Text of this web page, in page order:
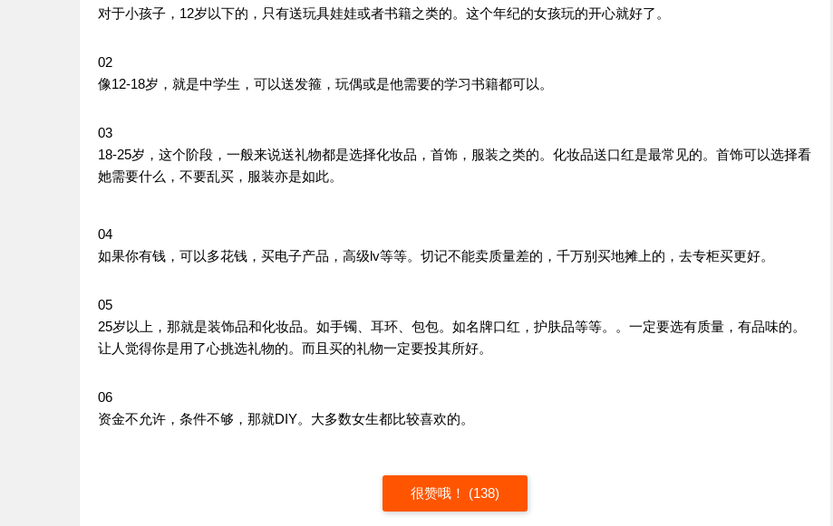
对于小孩子，12岁以下的，只有送玩具娃娃或者书籍之类的。这个年纪的女孩玩的开心就好了。
02
像12-18岁，就是中学生，可以送发箍，玩偶或是他需要的学习书籍都可以。
03
18-25岁，这个阶段，一般来说送礼物都是选择化妆品，首饰，服装之类的。化妆品送口红是最常见的。首饰可以选择看
她需要什么，不要乱买，服装亦是如此。
04
如果你有钱，可以多花钱，买电子产品，高级lv等等。切记不能卖质量差的，千万别买地摊上的，去专柜买更好。
05
25岁以上，那就是装饰品和化妆品。如手镯、耳环、包包。如名牌口红，护肤品等等。。一定要选有质量，有品味的。
让人觉得你是用了心挑选礼物的。而且买的礼物一定要投其所好。
06
资金不允许，条件不够，那就DIY。大多数女生都比较喜欢的。
很赞哦！ (138)